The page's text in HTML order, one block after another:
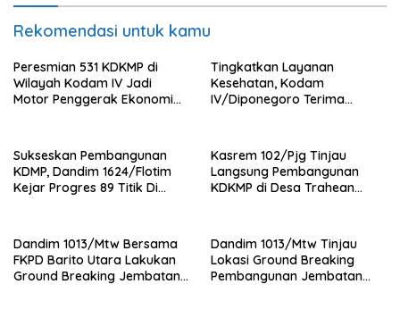
Rekomendasi untuk kamu
Peresmian 531 KDKMP di
Wilayah Kodam IV Jadi
Motor Penggerak Ekonomi
Tingkatkan Layanan
Kesehatan, Kodam
IV/Diponegoro Terima
Sukseskan Pembangunan
KDMP, Dandim 1624/Flotim
Kejar Progres 89 Titik Di
Kasrem 102/Pjg Tinjau
Langsung Pembangunan
KDKMP di Desa Trahean
Dandim 1013/Mtw Bersama
FKPD Barito Utara Lakukan
Ground Breaking Jembatan
Dandim 1013/Mtw Tinjau
Lokasi Ground Breaking
Pembangunan Jembatan